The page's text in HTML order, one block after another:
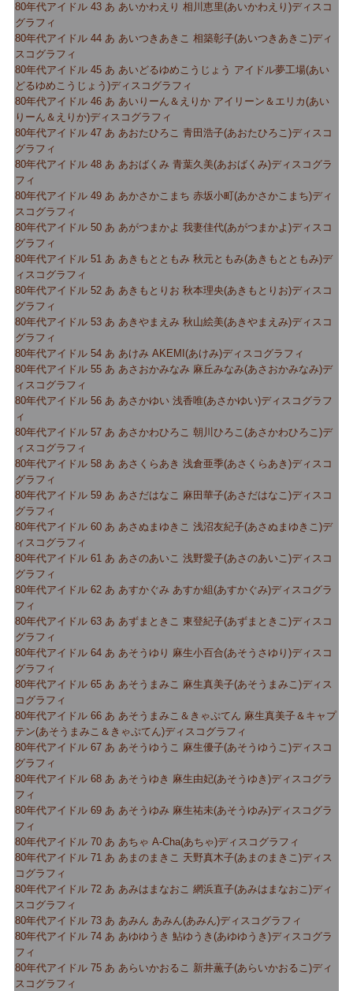
80年代アイドル 43 あ あいかわえり 相川恵里(あいかわえり)ディスコ
グラフィ
80年代アイドル 44 あ あいつきあきこ 相築彰子(あいつきあきこ)ディ
スコグラフィ
80年代アイドル 45 あ あいどるゆめこうじょう アイドル夢工場(あい
どるゆめこうじょう)ディスコグラフィ
80年代アイドル 46 あ あいりーん＆えりか アイリーン＆エリカ(あい
りーん＆えりか)ディスコグラフィ
80年代アイドル 47 あ あおたひろこ 青田浩子(あおたひろこ)ディスコ
グラフィ
80年代アイドル 48 あ あおばくみ 青葉久美(あおばくみ)ディスコグラ
フィ
80年代アイドル 49 あ あかさかこまち 赤坂小町(あかさかこまち)ディ
スコグラフィ
80年代アイドル 50 あ あがつまかよ 我妻佳代(あがつまかよ)ディスコ
グラフィ
80年代アイドル 51 あ あきもとともみ 秋元ともみ(あきもとともみ)デ
ィスコグラフィ
80年代アイドル 52 あ あきもとりお 秋本理央(あきもとりお)ディスコ
グラフィ
80年代アイドル 53 あ あきやまえみ 秋山絵美(あきやまえみ)ディスコ
グラフィ
80年代アイドル 54 あ あけみ AKEMI(あけみ)ディスコグラフィ
80年代アイドル 55 あ あさおかみなみ 麻丘みなみ(あさおかみなみ)デ
ィスコグラフィ
80年代アイドル 56 あ あさかゆい 浅香唯(あさかゆい)ディスコグラフ
ィ
80年代アイドル 57 あ あさかわひろこ 朝川ひろこ(あさかわひろこ)デ
ィスコグラフィ
80年代アイドル 58 あ あさくらあき 浅倉亜季(あさくらあき)ディスコ
グラフィ
80年代アイドル 59 あ あさだはなこ 麻田華子(あさだはなこ)ディスコ
グラフィ
80年代アイドル 60 あ あさぬまゆきこ 浅沼友紀子(あさぬまゆきこ)デ
ィスコグラフィ
80年代アイドル 61 あ あさのあいこ 浅野愛子(あさのあいこ)ディスコ
グラフィ
80年代アイドル 62 あ あすかぐみ あすか組(あすかぐみ)ディスコグラ
フィ
80年代アイドル 63 あ あずまときこ 東登紀子(あずまときこ)ディスコ
グラフィ
80年代アイドル 64 あ あそうゆり 麻生小百合(あそうさゆり)ディスコ
グラフィ
80年代アイドル 65 あ あそうまみこ 麻生真美子(あそうまみこ)ディス
コグラフィ
80年代アイドル 66 あ あそうまみこ＆きゃぷてん 麻生真美子＆キャプ
テン(あそうまみこ＆きゃぷてん)ディスコグラフィ
80年代アイドル 67 あ あそうゆうこ 麻生優子(あそうゆうこ)ディスコ
グラフィ
80年代アイドル 68 あ あそうゆき 麻生由妃(あそうゆき)ディスコグラ
フィ
80年代アイドル 69 あ あそうゆみ 麻生祐未(あそうゆみ)ディスコグラ
フィ
80年代アイドル 70 あ あちゃ A-Cha(あちゃ)ディスコグラフィ
80年代アイドル 71 あ あまのまきこ 天野真木子(あまのまきこ)ディス
コグラフィ
80年代アイドル 72 あ あみはまなおこ 網浜直子(あみはまなおこ)ディ
スコグラフィ
80年代アイドル 73 あ あみん あみん(あみん)ディスコグラフィ
80年代アイドル 74 あ あゆゆうき 鮎ゆうき(あゆゆうき)ディスコグラ
フィ
80年代アイドル 75 あ あらいかおるこ 新井薫子(あらいかおるこ)ディ
スコグラフィ